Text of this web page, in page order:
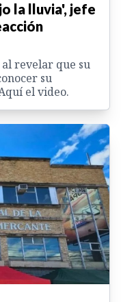
la lluvia', jefe
revelar que su
su
el video.